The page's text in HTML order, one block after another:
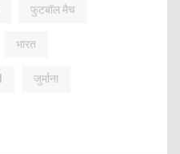
फुटबॉल मैच
भारत
जुर्माना